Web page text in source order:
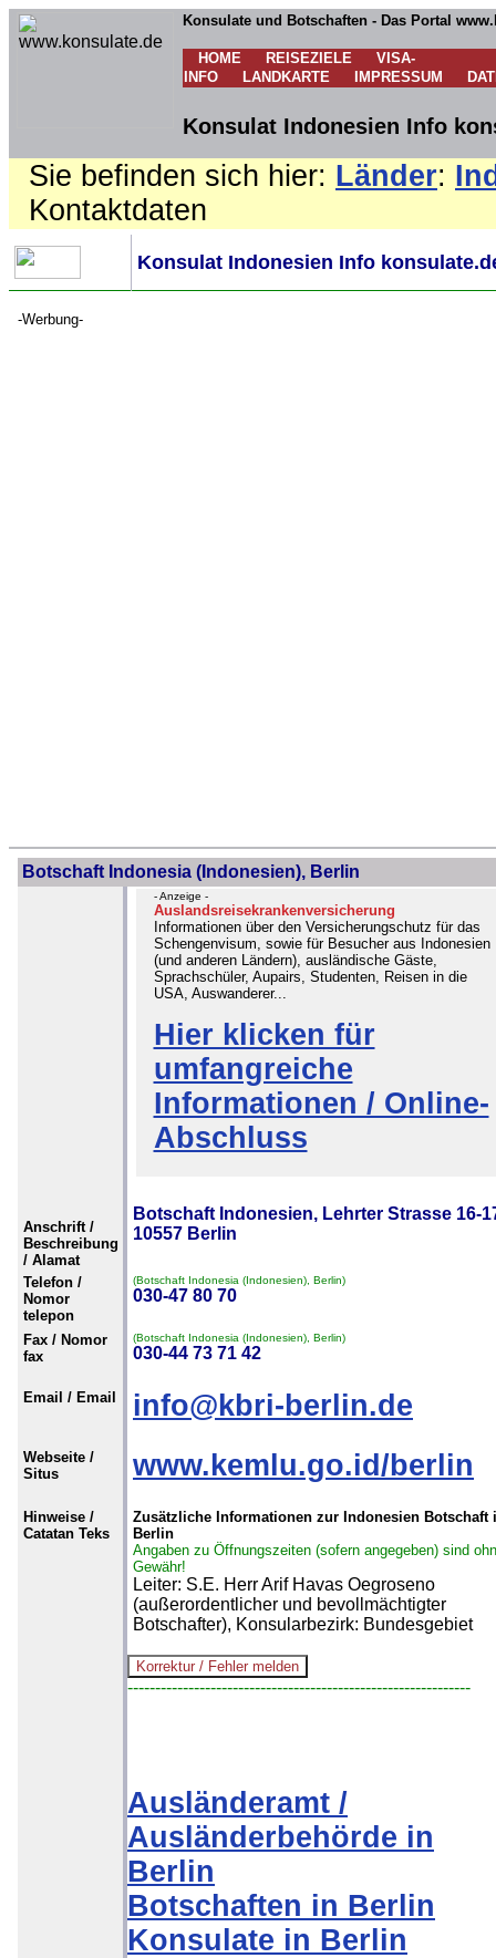
Konsulate und Botschaften - Das Portal
HOME REISEZIELE
VISA-
INFO
LANDKARTE IMPRESSUM
Konsulat Indonesien Info
Sie befinden sich hier: Länder:
Kontaktdaten
Konsulat Indonesien Info
-Werbung-
Botschaft Indonesia (Indonesien), Berlin
- Anzeige -
Auslandsreisekrankenversicherung
Informationen über den Versicherungschutz für das
Schengenvisum, sowie für Besucher aus Indonesien
(und anderen Ländern), ausländische Gäste,
Sprachschüler, Aupairs, Studenten, Reisen in die
USA, Auswanderer...
Hier klicken für
umfangreiche
Informationen / Online-
Abschluss
Anschrift /
Beschreibung
/ Alamat
Botschaft Indonesien, Lehrter Strasse 16-
10557 Berlin
Telefon /
Nomor
telepon
(Botschaft Indonesia (Indonesien), Berlin)
030-47 80 70
Fax / Nomor
fax
(Botschaft Indonesia (Indonesien), Berlin)
030-44 73 71 42
Email / Email info@kbri-berlin.de
Webseite /
Situs
www.kemlu.go.id/berlin
Hinweise /
Catatan Teks
Zusätzliche Informationen zur Indonesien Botschaft
Berlin
Angaben zu Öffnungszeiten (sofern angegeben) sind
Gewähr!
Leiter: S.E. Herr Arif Havas Oegroseno
(außerordentlicher und bevollmächtigter
Botschafter), Konsularbezirk: Bundesgebiet
--------------------------------------------------------------
Ausländeramt /
Ausländerbehörde in
Berlin
Botschaften in Berlin
Konsulate in Berlin